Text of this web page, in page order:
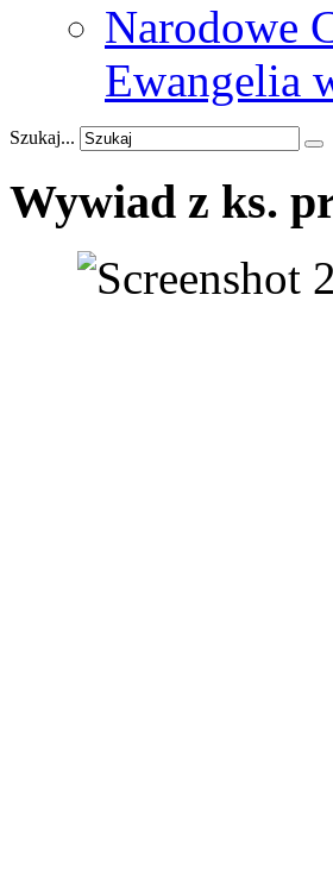
Narodowe
Ewangelia
Szukaj...
Wywiad z ks.